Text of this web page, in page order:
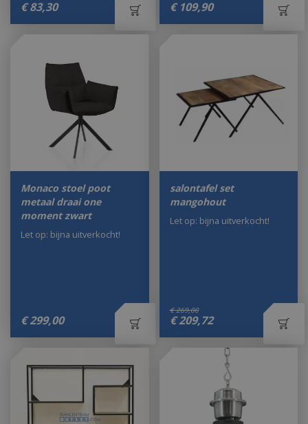
€ 83,30 € 109,90
Monaco stoel poot
metaal draai one
moment zwart
€299,00
Let op: bijna uitverkocht!
salontafel set
mangohout
€ 269,00
€ 209,72
Let op: bijna uitverkocht!